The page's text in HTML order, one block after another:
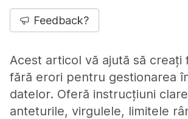
Feedback?
Acest articol vă ajută să creați
fără erori pentru gestionarea
datelor. Oferă instrucțiuni
anteturile, virgulele, limitele